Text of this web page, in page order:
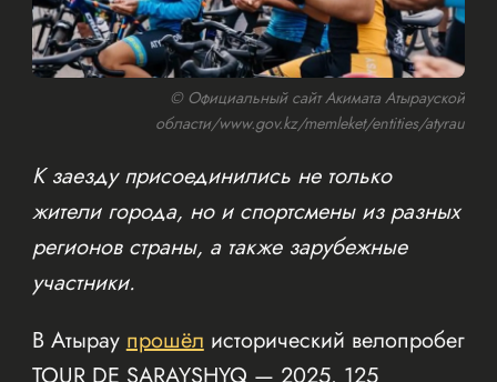
© Официальный сайт Акимата Атырауской
области/www.gov.kz/memleket/entities/atyrau
К заезду присоединились не только
жители города, но и спортсмены из разных
регионов страны, а также зарубежные
участники.
В Атырау прошёл исторический велопробег
TOUR DE SARAYSHYQ — 2025. 125